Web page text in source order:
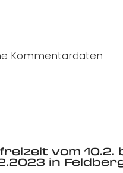
Kommentardaten
vom 10.2.
in